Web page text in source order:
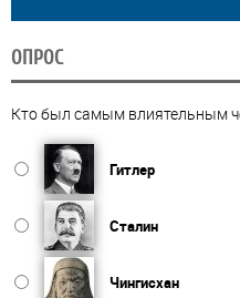
ОПРОС
Кто был самым влиятельным
Гитлер
Сталин
Чингисхан